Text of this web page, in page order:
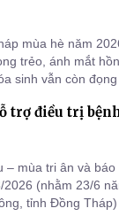
mùa hè năm
trẻo, ánh mắt
sinh vẫn còn đọng
trang quý báu,
trợ điều trị
– mùa tri ân và báo
(nhằm 23/6
tỉnh Đồng Tháp)